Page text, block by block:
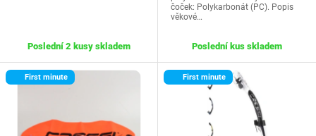
Poslední 2 kusy skladem
čoček: Polykarbonát (PC). Popis
věkové…
Poslední kus skladem
First minute First minute